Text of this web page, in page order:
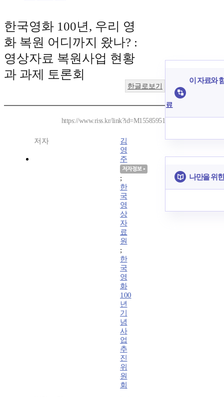
한국영화 100년, 우리 영
화 복원 어디까지 왔나? :
영상자료 복원사업 현황
과 과제 토론회
한글로보기
https://www.riss.kr/link?id=M15585951
저자
김
영
주
;
한
국
영
상
자
료
원
;
한
국
영
화
100
년
기
념
사
업
추
진
위
원
회
이 자료와
료
나만을 위